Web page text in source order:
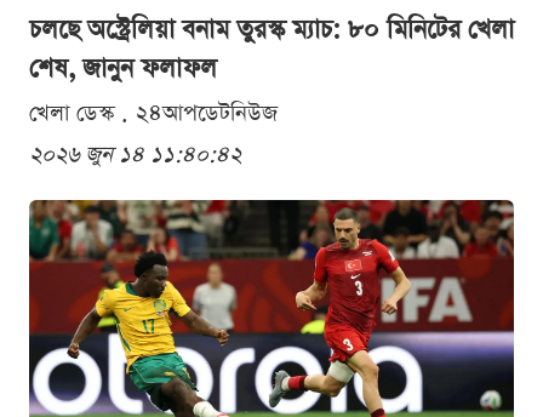
চলছে অস্ট্রেলিয়া বনাম তুরস্ক ম্যাচ: ৮০ মিনিটের খেলা
শেষ, জানুন ফলাফল
খেলা ডেস্ক . ২৪আপডেটনিউজ
২০২৬ জুন ১৪ ১১:৪০:৪২